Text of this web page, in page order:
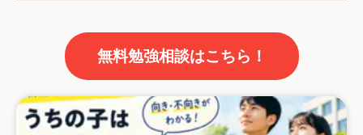
無料勉強相談はこちら！